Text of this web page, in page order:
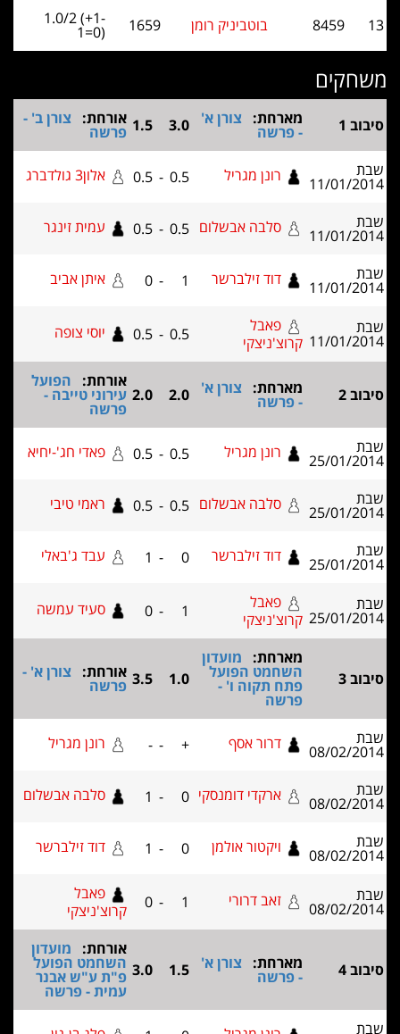
8459 בוטביניק רומן 1659
1.0/2 (+1-
1=0)
מארחת:צורן א'
- פרשה 3.0
1.5 אורחת:צורן ב' -
פרשה
11/ רונן מגריל 0.5
0.5 אלון3 גולדברג
11/ סלבה אבשלום 0.5
-
0.5 עמית זינגר
11/ דוד זילברשר 1
- איתן אביב
11/ קרוצ'ניצקי
0.5 יוסי צופה
מארחת:צורן א'
- פרשה 2.0
2.0
אורחת:הפועל
עירוני טייבה -
25/ רונן מגריל 0.5
0.5 פאדי חג'-יחיא
25/ סלבה אבשלום 0.5
-
0.5 ראמי טיבי
25/ דוד זילברשר 0
- עבד ג'באלי
25/ קרוצ'ניצקי
סעיד עמשה
מארחת:מועדון
השחמט הפועל
פתח תקוה ו' - 1.0
3.5 אורחת:צורן א' -
פרשה
08/ דרור אסף + רונן מגריל
08/ ארקדי דומנסקי 0
-
1 סלבה אבשלום
08/ ויקטור אולמן 0
- דוד זילברשר
08/ זאב דרורי 1
פאבל
קרוצ'ניצקי
מארחת:צורן א'
- פרשה 1.5
3.0
אורחת:מועדון
השחמט הפועל
פ"ת ע"ש אבנר
עמית - פרשה